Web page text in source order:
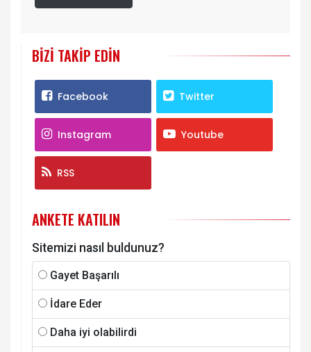
BIZI TAKIP EDIN
Facebook Twitter
Instagram Youtube
RSS
ANKETE KATILIN
Sitemizi nasıl buldunuz?
Gayet Başarılı
İdare Eder
Daha iyi olabilirdi